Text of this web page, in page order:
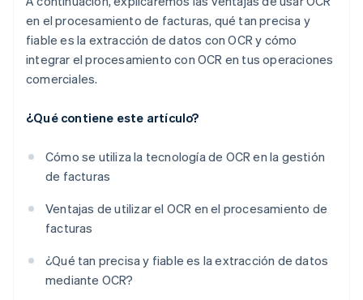
en el procesamiento de facturas, qué tan precisa y
fiable es la extracción de datos con OCR y cómo
integrar el procesamiento con OCR en tus operaciones
comerciales.
¿Qué contiene este artículo?
Cómo se utiliza la tecnología de OCR en la gestión
de facturas
Ventajas de utilizar el OCR en el procesamiento de
facturas
¿Qué tan precisa y fiable es la extracción de datos
mediante OCR?